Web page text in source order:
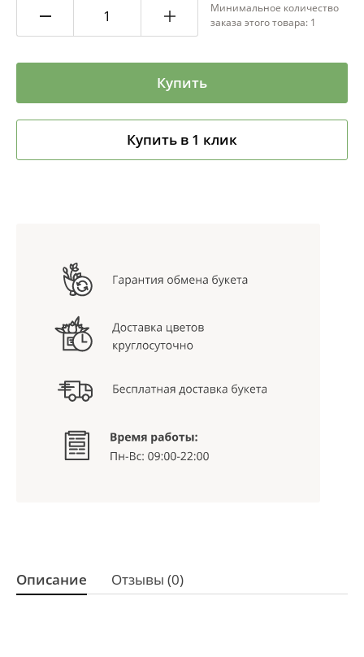
Минимальное количество
заказа этого товара: 1
Купить
Купить в 1 клик
Описание Отзывы (0)